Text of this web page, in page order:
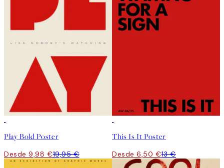
Play Bold Poster
Desde 9,98 €19,95 €
This Is It Poster
Desde 6,50 €13 €